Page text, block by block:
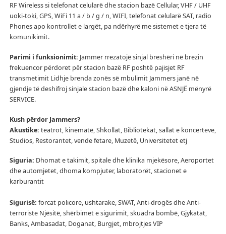
RF Wireless si telefonat celularë dhe stacion bazë Cellular, VHF / UHF
uoki-toki, GPS, WiFi 11 a / b / g / n, WIFI, telefonat celularë SAT, radio
Phones apo kontrollet e largët, pa ndërhyrë me sistemet e tjera të
komunikimit.
Parimi i funksionimit: Jammer rrezatojë sinjal breshëri në brezin
frekuencor përdoret për stacion bazë RF poshtë pajisjet RF
transmetimit Lidhje brenda zonës së mbulimit Jammers janë në
gjendje të deshifroj sinjale stacion bazë dhe kaloni në ASNJË mënyrë
SERVICE.
Kush përdor Jammers?
Akustike: teatrot, kinematë, Shkollat, Bibliotekat, sallat e koncerteve,
Studios, Restorantet, vende fetare, Muzetë, Universitetet etj
Siguria: Dhomat e takimit, spitale dhe klinika mjekësore, Aeroportet
dhe automjetet, dhoma kompjuter, laboratorët, stacionet e
karburantit
Sigurisë: forcat policore, ushtarake, SWAT, Anti-drogës dhe Anti-
terroriste Njësitë, shërbimet e sigurimit, skuadra bombë, Gjykatat,
Banks, Ambasadat, Doganat, Burgjet, mbrojtjes VIP